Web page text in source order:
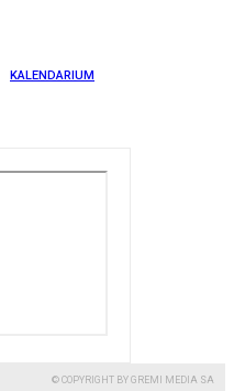
KALENDARIUM
© COPYRIGHT BY GREMI MEDIA SA